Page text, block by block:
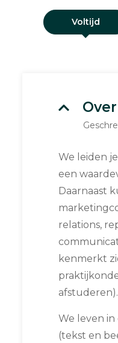
Voltijd
We leiden
een
Daarnaast
relations,
kenmerkt
afstuderen).
We leven
(tekst en